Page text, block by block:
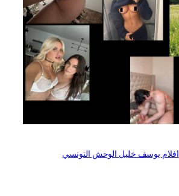
افلام يوسف خليل الوحش التونسي